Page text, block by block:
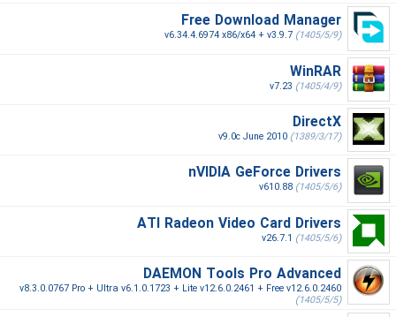
Free Download Manager
v6.34.4.6974 x86/x64 + v3.9.7 (1405/5/9)
WinRAR
v7.23 (1405/4/9)
DirectX
v9.0c June 2010 (1389/3/17)
nVIDIA GeForce Drivers
v610.88 (1405/5/6)
ATI Radeon Video Card Drivers
v26.7.1 (1405/5/6)
DAEMON Tools Pro Advanced
v8.3.0.0767 Pro + Ultra v6.1.0.1723 + Lite v12.6.0.2461 + Free v12.6.0.2460
(1405/5/5)